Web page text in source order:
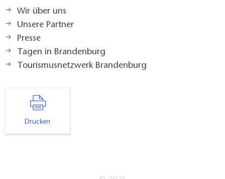
Wir über uns
Unsere Partner
Presse
Tagen in Brandenburg
Tourismusnetzwerk Brandenburg
Drucken